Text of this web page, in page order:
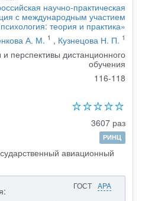
научно-практическая
с международным участием
теория и практика»
А. М. 1 , Кузнецова Н. П. 1
перспективы дистанционного
обучения
116-118
3607 раз
РИНЦ
авиационный
ГОСТ APA